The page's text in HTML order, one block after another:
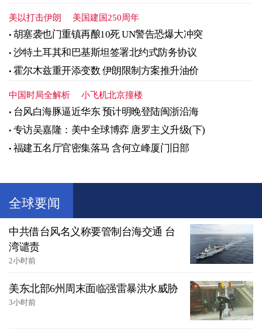
美以打击伊朗 美国建国250周年
胡塞袭也门重镇再酿10死 UN警告恐爆大冲突
沙特土耳其和巴基斯坦签署北约式防务协议
霍尔木兹重开添变数 伊朗限制方案推升油价
中国时局全解析 小飞机北京撞楼
台风白海豚逼近华东 预计明晚登陆闽浙沿海
专访吴嘉隆：美中全球博弈 唐罗主义升级(下)
福建五名厅官密集落马 含何立峰厦门旧部
全球要闻
中共借台风名义称要管制台海交通 台
湾谴责
2小时前
美东北部6州周末面临强雷暴洪水威胁
3小时前